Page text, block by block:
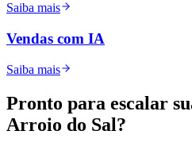
Saiba mais
Vendas com IA
Saiba mais
Pronto para escalar
Arroio do Sal?